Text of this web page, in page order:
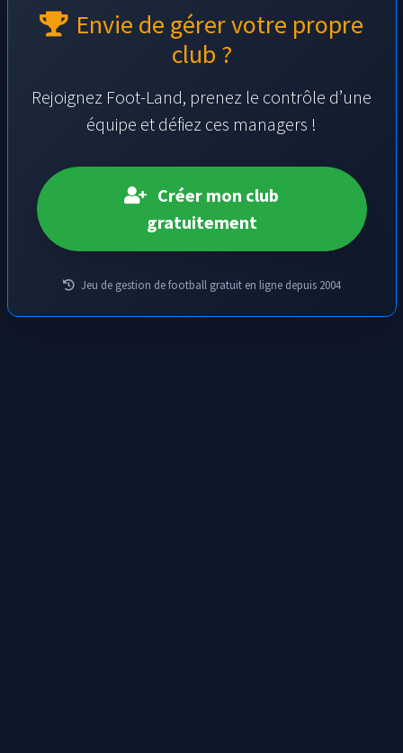
Envie de gérer votre propre
club ?
Rejoignez Foot-Land, prenez le contrôle d’une
équipe et défiez ces managers !
Créer mon club
gratuitement
Jeu de gestion de football gratuit en ligne depuis 2004